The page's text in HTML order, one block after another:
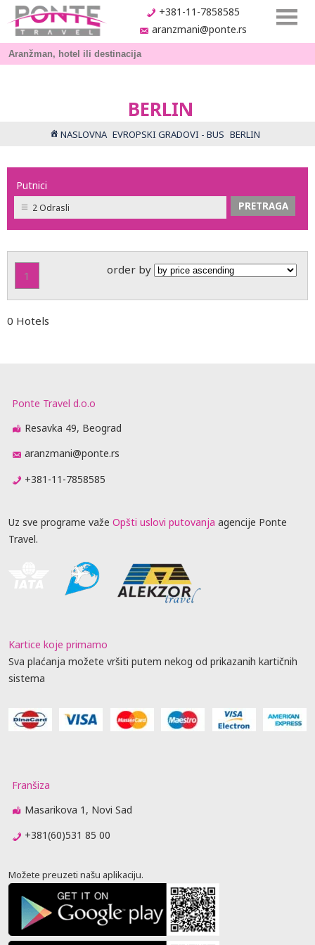
+381-11-7858585
aranzmani@ponte.rs
BERLIN
NASLOVNA EVROPSKI GRADOVI - BUS BERLIN
Putnici
2 Odrasli
1 order by
0 Hotels
Ponte Travel d.o.o
Resavka 49, Beograd
aranzmani@ponte.rs
+381-11-7858585
Uz sve programe važe Opšti uslovi putovanja agencije Ponte
Travel.
Kartice koje primamo
Sva plaćanja možete vršiti putem nekog od prikazanih kartičnih
sistema
Franšiza
Masarikova 1, Novi Sad
+381(60)531 85 00
Možete preuzeti našu aplikaciju.